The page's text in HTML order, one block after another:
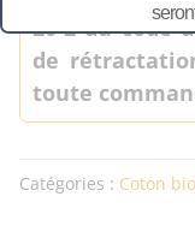
20-2 du code
de
toute
Catégories : Coton bio